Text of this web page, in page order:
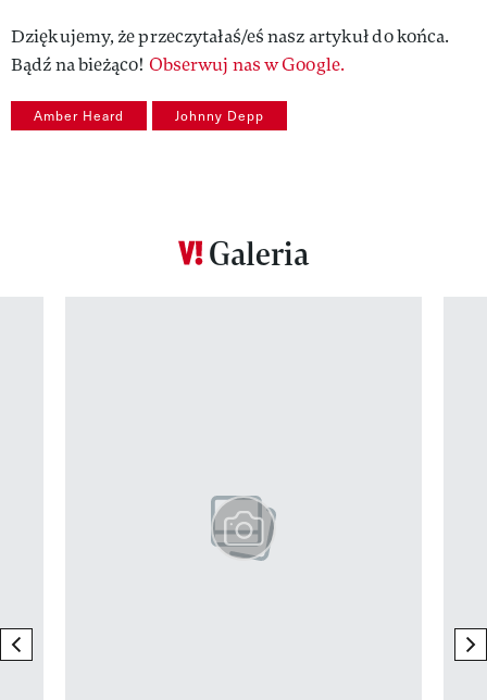
Dziękujemy, że przeczytałaś/eś nasz artykuł do końca.
Bądź na bieżąco! Obserwuj nas w Google.
Amber Heard Johnny Depp
Galeria
previous element